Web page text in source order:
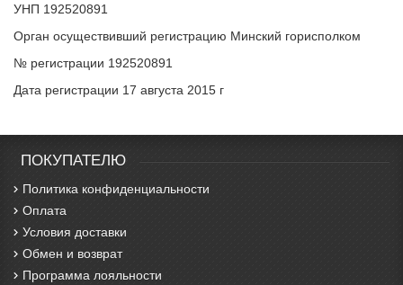
УНП 192520891
Орган осуществивший регистрацию Минский горисполком
№ регистрации 192520891
Дата регистрации 17 августа 2015 г
ПОКУПАТЕЛЮ
Политика конфиденциальности
Оплата
Условия доставки
Обмен и возврат
Программа лояльности